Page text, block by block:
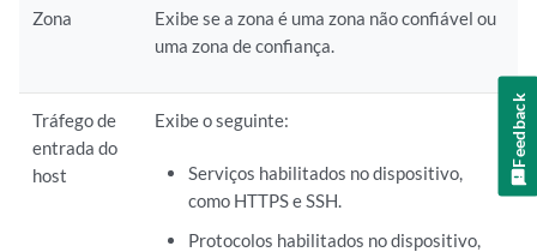
Zona
Exibe se a zona é uma zona não confiável ou
uma zona de confiança.
Tráfego de
entrada do
host
Exibe o seguinte:
Serviços habilitados no dispositivo,
como HTTPS e SSH.
Protocolos habilitados no dispositivo,
Feedback